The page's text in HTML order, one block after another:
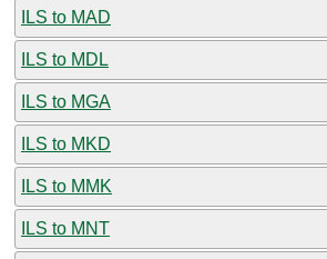
ILS to MAD
ILS to MDL
ILS to MGA
ILS to MKD
ILS to MMK
ILS to MNT